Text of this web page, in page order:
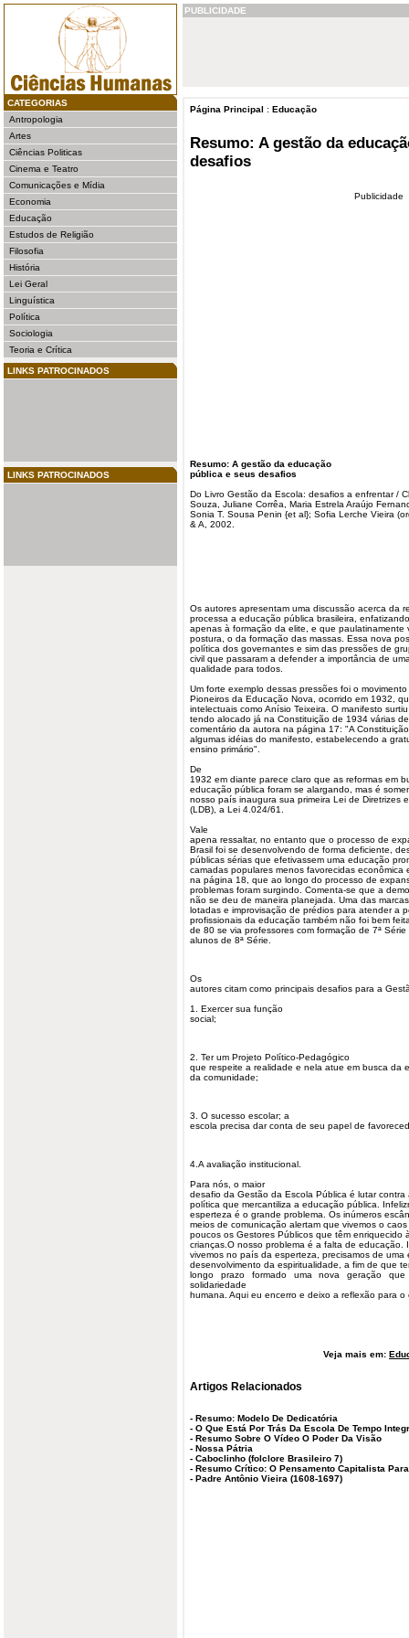
CATEGORIAS
Antropologia
Artes
Ciências Politicas
Cinema e Teatro
Comunicações e Mídia
Economia
Educação
Estudos de Religião
Filosofia
História
Lei Geral
Linguística
Política
Sociologia
Teoria e Crítica
LINKS PATROCINADOS
LINKS PATROCINADOS
PUBLICIDADE
Página Principal : Educação
Resumo: A gestão da
desafios
Publicidade
Resumo: A gestão da educação
pública e seus desafios
Do Livro Gestão da Escola: desafios a enfrentar /
Souza, Juliane Corrêa, Maria Estrela Araújo
Sonia T. Sousa Penin {et al}; Sofia Lerche Vieira
& A, 2002.
Os autores apresentam uma discussão acerca da
processa a educação pública brasileira,
apenas à formação da elite, e que paulatinamente
postura, o da formação das massas. Essa nova
política dos governantes e sim das pressões de
civil que passaram a defender a importância de
qualidade para todos.
Um forte exemplo dessas pressões foi o
Pioneiros da Educação Nova, ocorrido em 1932,
intelectuais como Anísio Teixeira. O manifesto
tendo alocado já na Constituição de 1934 várias
comentário da autora na página 17: "A
algumas idéias do manifesto, estabelecendo a
ensino primário".
De
1932 em diante parece claro que as reformas em
educação pública foram se alargando, mas é
nosso país inaugura sua primeira Lei de Diretrizes
(LDB), a Lei 4.024/61.
Vale
apena ressaltar, no entanto que o processo de
Brasil foi se desenvolvendo de forma deficiente,
públicas sérias que efetivassem uma educação
camadas populares menos favorecidas econômica
na página 18, que ao longo do processo de
problemas foram surgindo. Comenta-se que a
não se deu de maneira planejada. Uma das
lotadas e improvisação de prédios para atender a
profissionais da educação também não foi bem
de 80 se via professores com formação de 7ª
alunos de 8ª Série.
Os
autores citam como principais desafios para a
1. Exercer sua função
social;
2. Ter um Projeto Político-Pedagógico
que respeite a realidade e nela atue em busca da
da comunidade;
3. O sucesso escolar; a
escola precisa dar conta de seu papel de
4.A avaliação institucional.
Para nós, o maior
desafio da Gestão da Escola Pública é lutar contra
política que mercantiliza a educação pública.
esperteza é o grande problema. Os inúmeros
meios de comunicação alertam que vivemos o
poucos os Gestores Públicos que têm enriquecido
crianças.O nosso problema é a falta de educação.
vivemos no país da esperteza, precisamos de uma
desenvolvimento da espiritualidade, a fim de que
longo prazo formado uma nova geração
solidariedade
humana. Aqui eu encerro e deixo a reflexão para o
Veja mais em:
Artigos Relacionados
- Resumo: Modelo De Dedicatória
- O Que Está Por Trás Da Escola De Tempo
- Resumo Sobre O Vídeo O Poder Da Visão
- Nossa Pátria
- Caboclinho (folclore Brasileiro 7)
- Resumo Crítico: O Pensamento Capitalista
- Padre Antônio Vieira (1608-1697)